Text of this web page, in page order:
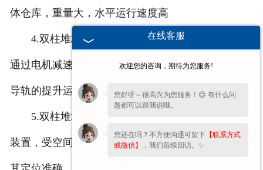
体仓库，重量大，水平运行速度高
4.双柱堆垛机的提升机构：一般采用链条传动，
通过电机减速器驱动链轮旋转，实现链条沿柱或提升
导轨的提升运动
5.双柱堆垛机定位准确：链条牵引载货台或配重
装置，受空间大小的限制，传动和布置较为复杂，但
在线客服
欢迎您的咨询，期待为您服务!
您好呀～很高兴为您服务！😊 有什么问
题都可以跟我说哦。
您还在吗？不方便沟通可留下 【联系方式
或微信】
，我们后续回访。✨